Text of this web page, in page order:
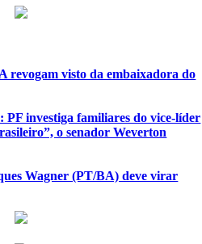
revogam visto da embaixadora do
PF investiga familiares do vice-líder
o senador Weverton
Wagner (PT/BA) deve virar